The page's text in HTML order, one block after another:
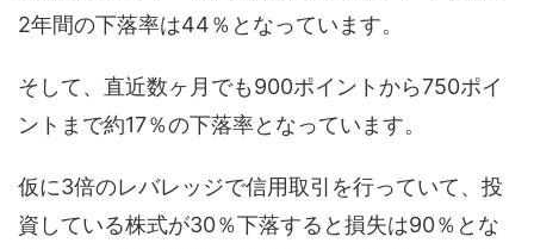
2年間の下落率は44％となっています。
そして、直近数ヶ月でも900ポイントから750ポイ
ントまで約17％の下落率となっています。
仮に3倍のレバレッジで信用取引を行っていて、投
資している株式が30％下落すると損失は90％とな